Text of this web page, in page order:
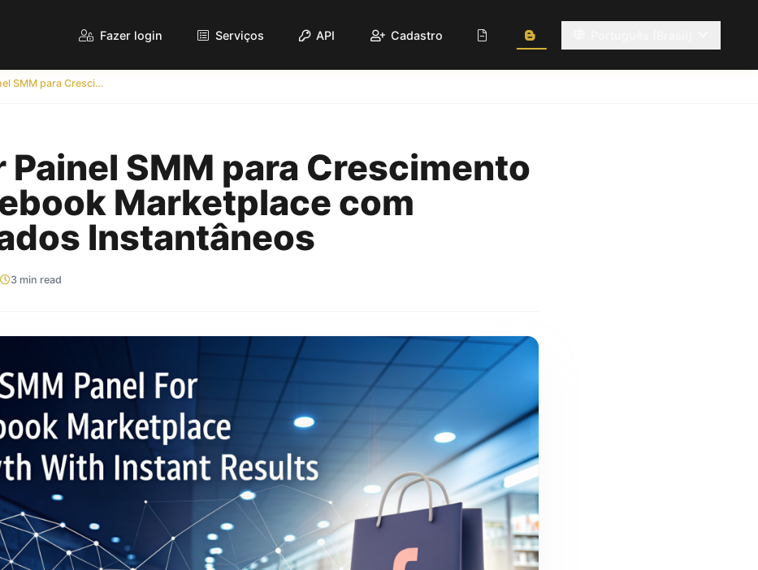
Fazer login Serviços API Cadastro
Melhor Painel SMM para Crescimento no Facebook Marketplace com Resultados Instantâneos
Painel SMM para Crescimento
Marketplace com
Instantâneos
3 min read